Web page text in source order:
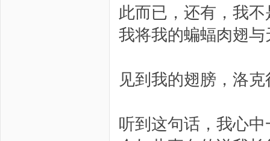
此而已，还有，我
我将我的蝙蝠肉翅
见到我的翅膀，洛
听到这句话，我心